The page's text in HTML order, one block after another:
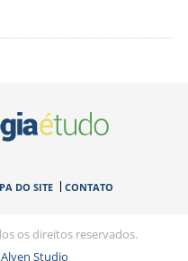
DO SITE CONTATO
os direitos reservados.
Alyen Studio